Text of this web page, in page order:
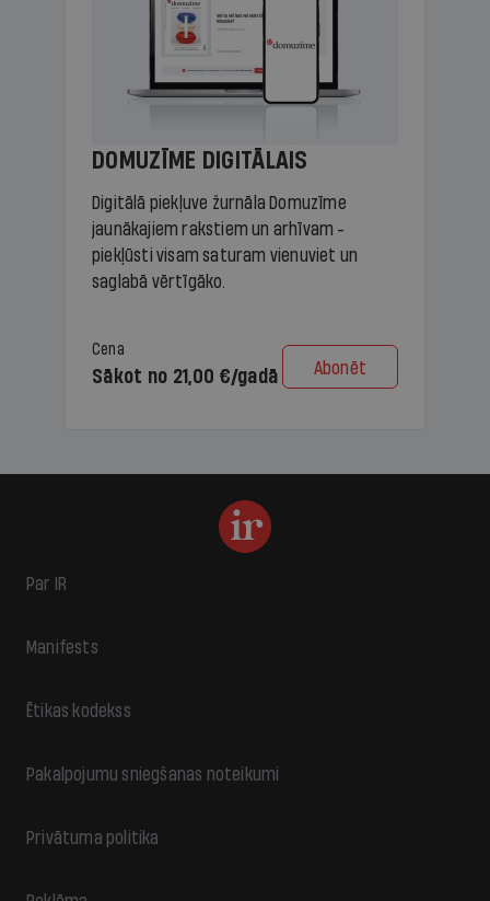
DOMUZĪME DIGITĀLAIS
Digitālā piekļuve žurnāla Domuzīme
jaunākajiem rakstiem un arhīvam -
piekļūsti visam saturam vienuviet un
saglabā vērtīgāko.
Cena
Sākot no 21,00 €/gadā Abonēt
Par IR
Manifests
Ētikas kodekss
Pakalpojumu sniegšanas noteikumi
Privātuma politika